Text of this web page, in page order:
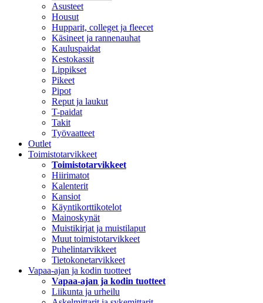
Asusteet
Housut
Hupparit, colleget ja fleecet
Käsineet ja rannenauhat
Kauluspaidat
Kestokassit
Lippikset
Pikeet
Pipot
Reput ja laukut
T-paidat
Takit
Työvaatteet
Outlet
Toimistotarvikkeet
Toimistotarvikkeet
Hiirimatot
Kalenterit
Kansiot
Käyntikorttikotelot
Mainoskynät
Muistikirjat ja muistilaput
Muut toimistotarvikkeet
Puhelintarvikkeet
Tietokonetarvikkeet
Vapaa-ajan ja kodin tuotteet
Vapaa-ajan ja kodin tuotteet
Liikunta ja urheilu